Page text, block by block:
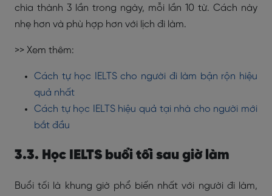
chia thành 3 lần trong ngày, mỗi lần 10 từ. Cách này
nhẹ hơn và phù hợp hơn với lịch đi làm.
>> Xem thêm:
Cách tự học IELTS cho người đi làm bận rộn hiệu
quả nhất
Cách tự học IELTS hiệu quả tại nhà cho người mới
bắt đầu
3.3. Học IELTS buổi tối sau giờ làm
Buổi tối là khung giờ phổ biến nhất với người đi làm,